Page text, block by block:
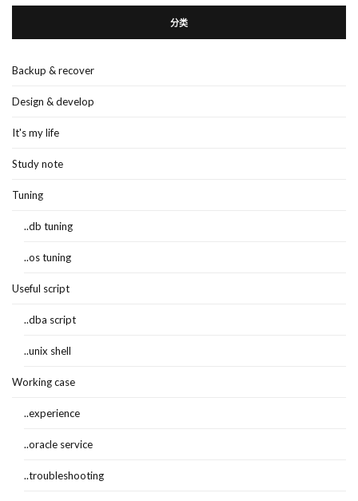
分类
Backup & recover
Design & develop
It's my life
Study note
Tuning
..db tuning
..os tuning
Useful script
..dba script
..unix shell
Working case
..experience
..oracle service
..troubleshooting